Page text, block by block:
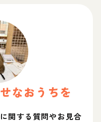
なおうちを
関する質問やお見合